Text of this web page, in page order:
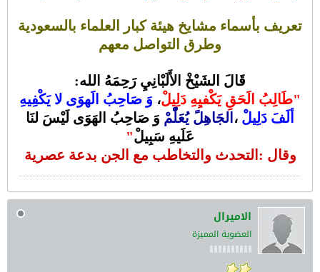
تعريف بأسماء مشايخ هيئة كبار العلماء بالسعودية
وطرق التواصل معهم
قَالَ الشَيْخْ الأَلَبْانِيِ رَحِمَهُ الله:
"طَالِبُ الَحَقِ يَكْفيِهِ دَلِيلْ، وَ صَاحِبُ الَهوَى لا يَكْفِيهِ
ألَفَ دَلِيلْ ، الجَاهِلً يُعَلّْمْ وَ صَاحِبُ الهَوَى لَيْسَ لنَا
عَلَيهِ سَبِيلْ"
وقال :التحدث والتخاطب مع الجن بدعة عصرية
الاميرال
العضوية المميزة